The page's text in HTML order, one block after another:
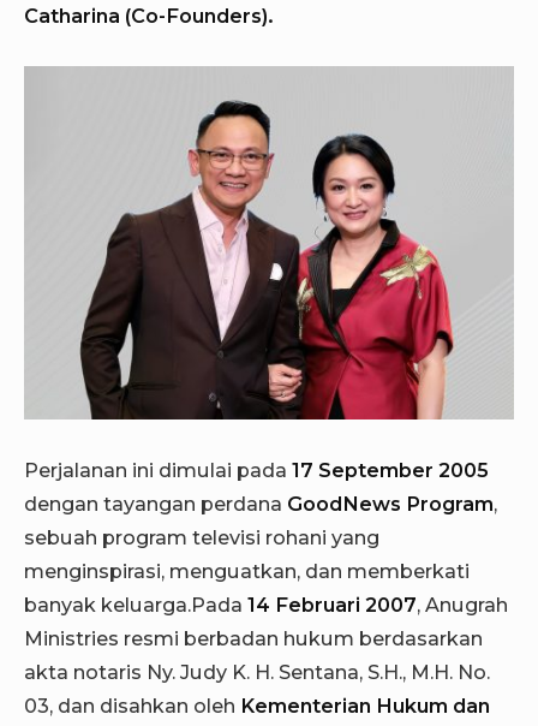
Catharina (Co-Founders).
Perjalanan ini dimulai pada 17 September 2005
dengan tayangan perdana GoodNews Program,
sebuah program televisi rohani yang
menginspirasi, menguatkan, dan memberkati
banyak keluarga.Pada 14 Februari 2007, Anugrah
Ministries resmi berbadan hukum berdasarkan
akta notaris Ny. Judy K. H. Sentana, S.H., M.H. No.
03, dan disahkan oleh Kementerian Hukum dan